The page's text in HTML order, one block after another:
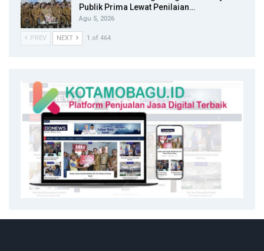
Publik Prima Lewat Penilaian…
Agu 5, 2026
PREV NEXT 1 of 464